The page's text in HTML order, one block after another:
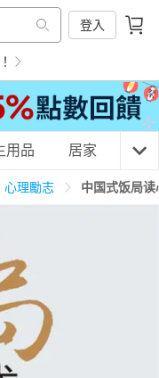
登入
保健
休閒
用品 居家 3C
心理勵志 中国式饭局